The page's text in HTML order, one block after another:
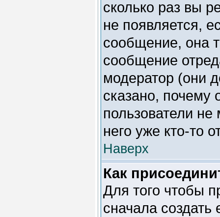
сколько раз вы
не появляется,
сообщение, она
сообщение
модератор (они
сказано, почему
пользователи
него уже кто-то
Наверх
Как
Для того чтобы
сначала